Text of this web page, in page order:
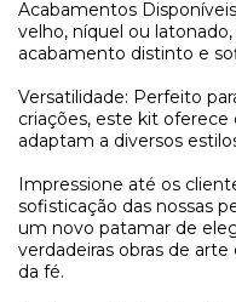
Acabamentos
velho, níquel ou
acabamento distinto e
Versatilidade: Perfeito
criações, este kit
adaptam a diversos
Impressione até os
sofisticação das nossas
um novo patamar de
verdadeiras obras de
da fé.